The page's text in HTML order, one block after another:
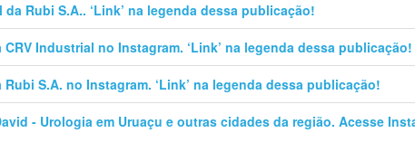
Rubi S.A.. ‘Link’ na legenda dessa publicação!
Industrial no Instagram. ‘Link’ na legenda dessa publicação!
S.A. no Instagram. ‘Link’ na legenda dessa publicação!
- Urologia em Uruaçu e outras cidades da região. Acesse